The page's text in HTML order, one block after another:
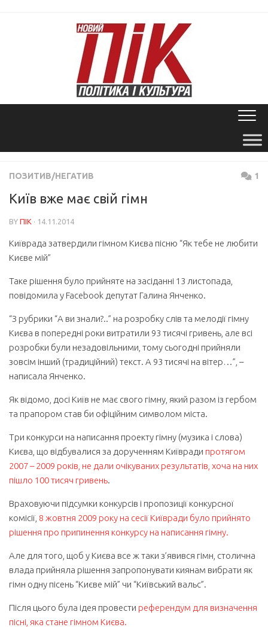
ПОЗИТИВ/НЕГАТИВ 1
Київ вже має свій гімн
BY ПІК · 14.11.2014
Київрада затвердили гімном Києва пісню “Як тебе не любити
Києве мій”
Таке рішення було прийняте на засіданні 13 листопада,
повідомила у Facebook депутат Галина Янченко.
“З рубрики “А ви знали?..” на розробку слів та мелодії гімну
Києва в попередні роки витратили 93 тисячі гривень, але всі
розробки були незадовільними, тому сьогодні прийняли
зовсім інший (традиційний) текст. А 93 тисячі на вітер…”, –
написала Янченко.
Як відомо, досі Київ не має свого гімну, який разом із гербом
та прапором став би офіційним символом міста.
Три конкурси на написання проекту гімну (музика і слова)
Києва, що відбувалися за дорученням Київради протягом
2007 – 2009 років, не дали очікуваних результатів, хоча на них
пішло 100 тисяч гривень.
Враховуючи підсумки конкурсів і пропозиції конкурсної
комісії, 8 жовтня 2009 року на сесії Київради було прийнято
рішення про припинення конкурсу на написання гімну.
Але для того, щоб у Києва все ж таки з’явився гімн, столична
влада прийняла рішення запропонувати киянам вибрати як
гімн одну пісень “Києве мій” чи “Київський вальс”.
Після цього була ідея провести референдум для визначення
пісні, яка стане гімном Києва.